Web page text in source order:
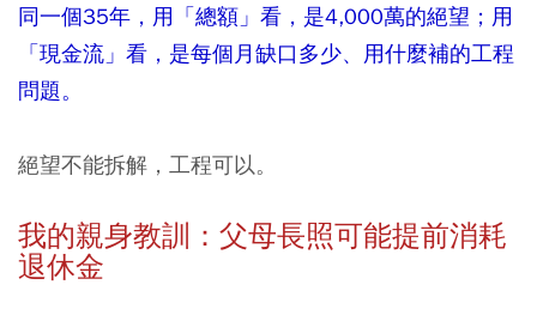
同一個35年，用「總額」看，是4,000萬的絕望；用
「現金流」看，是每個月缺口多少、用什麼補的工程
問題。
絕望不能拆解，工程可以。
我的親身教訓：父母長照可能提前消耗
退休金